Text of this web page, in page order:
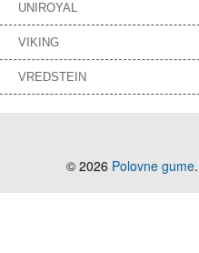
UNIROYAL
VIKING
VREDSTEIN
© 2026 Polovne gume